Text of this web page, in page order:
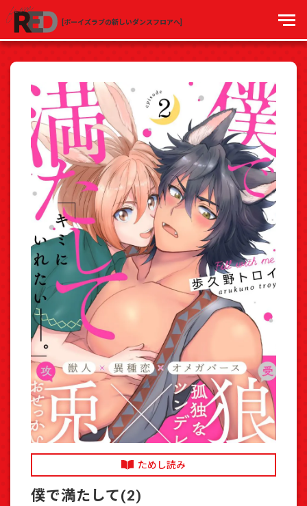
[ボーイズラブの新しいダンスフロアへ]
ためし読み
僕で満たして(2)